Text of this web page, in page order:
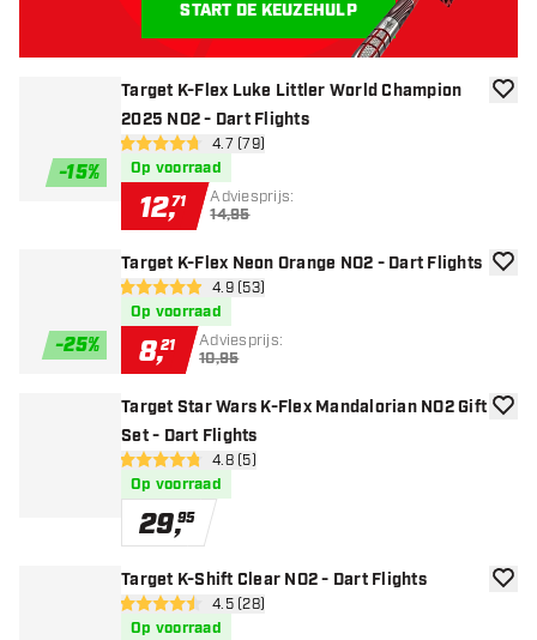
-15%
Target K-Flex Luke Littler World Champion
2025 NO2 - Dart Flights
open reviews drawer
4.7 score sterren4.7 (79)
Op voorraad
12,71 Adviesprijs:
14,95
-25%
Target K-Flex Neon Orange NO2 - Dart Flights
open reviews drawer
4.9 score sterren4.9 (53)
Op voorraad
8,21 Adviesprijs:
10,95
Target Star Wars K-Flex Mandalorian NO2 Gift
Set - Dart Flights
open reviews drawer
4.8 score sterren4.8 (5)
Op voorraad
29,95
Target K-Shift Clear NO2 - Dart Flights
open reviews drawer
4.5 score sterren4.5 (28)
Op voorraad
START DE KEUZEHULP